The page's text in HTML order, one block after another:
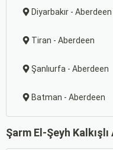
Diyarbakır - Aberdeen
Tiran - Aberdeen
Şanlıurfa - Aberdeen
Batman - Aberdeen
Şarm El-Şeyh